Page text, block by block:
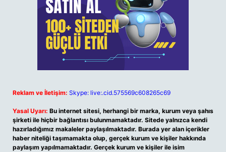
Reklam ve İletişim: Skype: live:.cid.575569c608265c69
Yasal Uyarı: Bu internet sitesi, herhangi bir marka, kurum veya şahıs
şirketi ile hiçbir bağlantısı bulunmamaktadır. Sitede yalnızca kendi
hazırladığımız makaleler paylaşılmaktadır. Burada yer alan içerikler
haber niteliği taşımamakta olup, gerçek kurum ve kişiler hakkında
paylaşım yapılmamaktadır. Gerçek kurum ve kişiler ile isim